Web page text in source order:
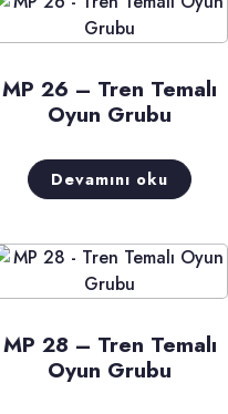
MP 26 – Tren Temalı
Oyun Grubu
Devamını oku
MP 28 – Tren Temalı
Oyun Grubu